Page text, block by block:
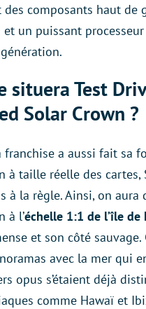
composants haut de
et un puissant
situera Test
Solar Crown ?
franchise a aussi fait sa
à taille réelle des cartes,
à la règle. Ainsi, on aura
à l’échelle 1:1 de l’île de
et son côté sauvage.
avec la mer qui
opus s’étaient déjà
comme Hawaï et